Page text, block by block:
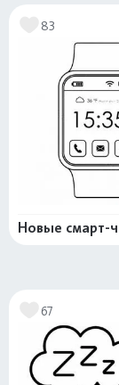
83
Новые смарт-
67